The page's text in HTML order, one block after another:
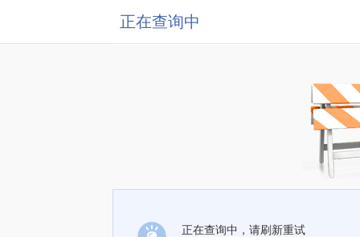
正在查询中
正在查询中，请刷新重试